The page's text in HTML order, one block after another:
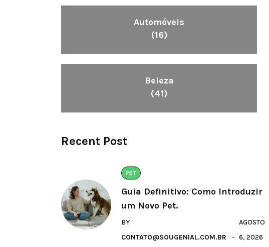
Automóveis
(16)
Beleza
(41)
Recent Post
PET
Guia Definitivo: Como Introduzir
um Novo Pet.
BY
CONTATO@SOUGENIAL.COM.BR
AGOSTO
6, 2026